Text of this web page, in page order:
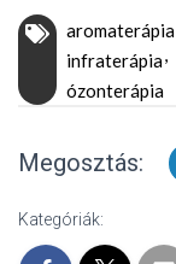
aromaterápia
infraterápia
ózonterápia
Megosztás:
Kategóriák: